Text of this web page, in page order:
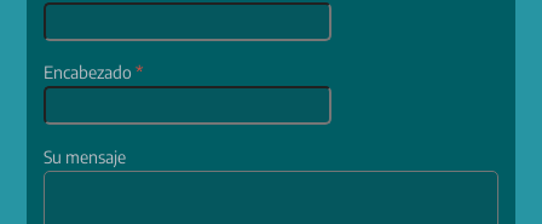
Encabezado*
Su mensaje